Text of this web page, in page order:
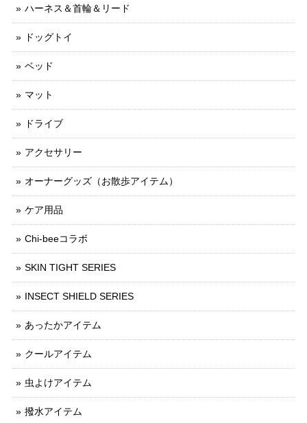
ハーネス＆首輪＆リード
ドッグトイ
ベッド
マット
ドライブ
アクセサリー
オーナーグッズ（お散歩アイテム）
ケア用品
Chi-beeコラボ
SKIN TIGHT SERIES
INSECT SHIELD SERIES
あったかアイテム
クールアイテム
虫よけアイテム
撥水アイテム